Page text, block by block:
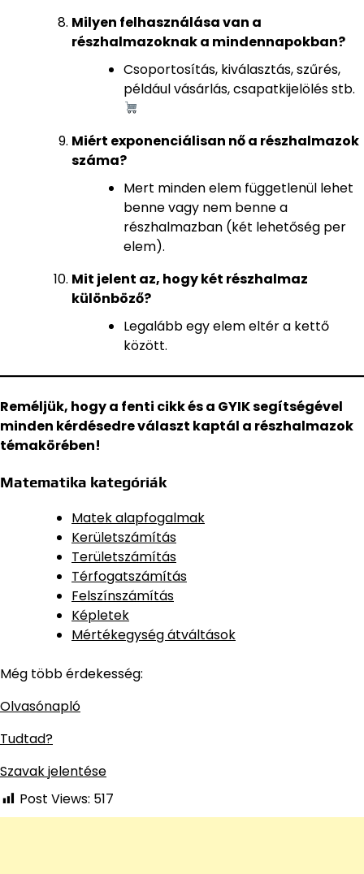
Milyen felhasználása van a
részhalmazoknak a mindennapokban?
Csoportosítás, kiválasztás, szűrés,
például vásárlás, csapatkijelölés stb.
Miért exponenciálisan nő a részhalmazok
száma?
Mert minden elem függetlenül lehet
benne vagy nem benne a
részhalmazban (két lehetőség per
elem).
Mit jelent az, hogy két részhalmaz
különböző?
Legalább egy elem eltér a kettő
között.
Reméljük, hogy a fenti cikk és a GYIK segítségével
minden kérdésedre választ kaptál a részhalmazok
témakörében!
Matematika kategóriák
Matek alapfogalmak
Kerületszámítás
Területszámítás
Térfogatszámítás
Felszínszámítás
Képletek
Mértékegység átváltások
Még több érdekesség:
Olvasónapló
Tudtad?
Szavak jelentése
Post Views: 517